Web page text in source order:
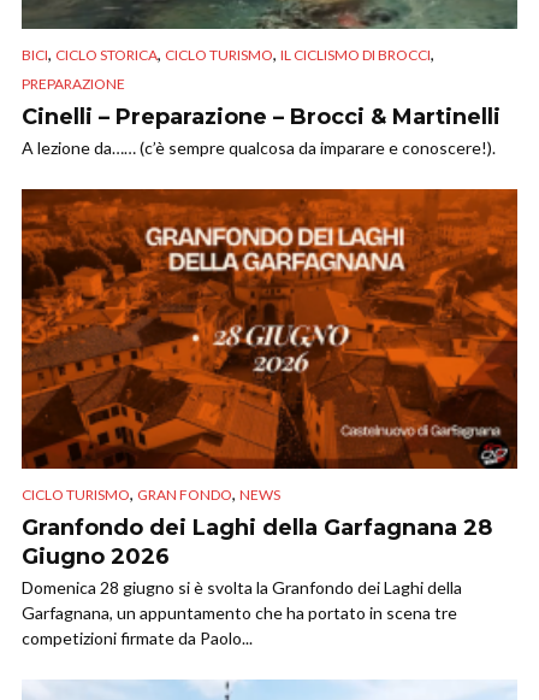
BICI, CICLO STORICA, CICLO TURISMO, IL CICLISMO DI BROCCI,
PREPARAZIONE
Cinelli – Preparazione – Brocci & Martinelli
A lezione da…… (c’è sempre qualcosa da imparare e conoscere!).
CICLO TURISMO, GRAN FONDO, NEWS
Granfondo dei Laghi della Garfagnana 28
Giugno 2026
Domenica 28 giugno si è svolta la Granfondo dei Laghi della
Garfagnana, un appuntamento che ha portato in scena tre
competizioni firmate da Paolo...